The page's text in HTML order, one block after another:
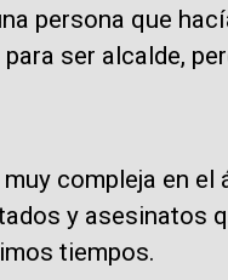
persona que
ser alcalde,
compleja en
y asesinatos
tiempos.